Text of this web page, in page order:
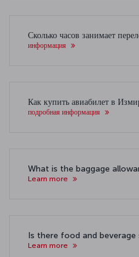
Сколько часов занимает
информация
Как купить авиабилет в
подробная информация
What is the baggage
Learn more
Is there food and
Learn more